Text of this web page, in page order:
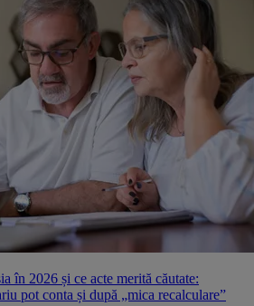
în 2026 și ce acte merită căutate:
pot conta și după „mica recalculare”